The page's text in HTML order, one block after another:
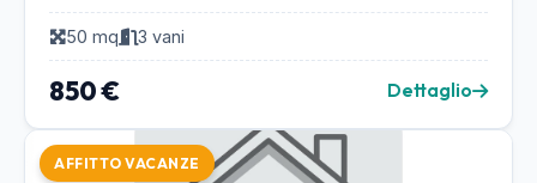
matrimoniale soggiorno con camino ed angolo cottura
divano lett...
50 mq 3 vani
850 € Dettaglio
AFFITTO VACANZE